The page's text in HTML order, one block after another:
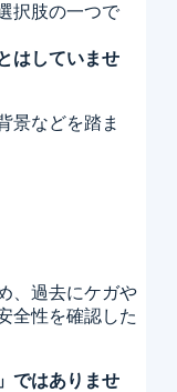
択肢の一つで
はしていませ
景などを踏ま
、過去にケガや
全性を確認した
ではありませ